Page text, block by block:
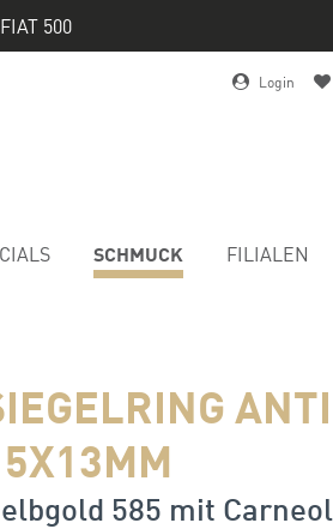
500
Login
SCHMUCK FILIALEN
585 mit Carneol